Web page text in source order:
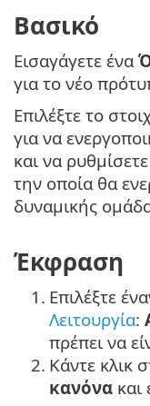
Βασικό
Εισαγάγετε ένα
για το νέο
Επιλέξτε το
για να
και να
την οποία θα
δυναμικής
Έκφραση
1. Επιλέξτε
Λειτουργία:
πρέπει να
2. Κάντε κλικ
κανόνα και